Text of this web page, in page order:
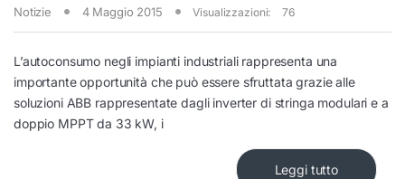
Notizie 4 Maggio 2015 Visualizzazioni: 76
L’autoconsumo negli impianti industriali rappresenta una
importante opportunità che può essere sfruttata grazie alle
soluzioni ABB rappresentate dagli inverter di stringa modulari e a
doppio MPPT da 33 kW, i
Leggi tutto